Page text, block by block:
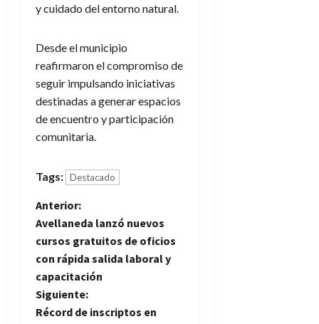
y cuidado del entorno natural.
Desde el municipio
reafirmaron el compromiso de
seguir impulsando iniciativas
destinadas a generar espacios
de encuentro y participación
comunitaria.
Tags: Destacado
N
a
v
e
Anterior:
Avellaneda lanzó nuevos
cursos gratuitos de oficios
con rápida salida laboral y
capacitación
Siguiente:
Récord de inscriptos en